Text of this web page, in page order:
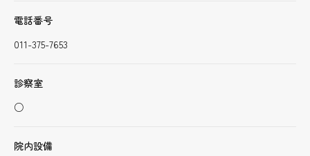
電話番号
011-375-7653
診察室
○
院内設備